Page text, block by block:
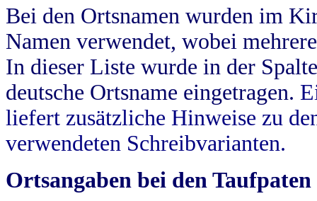
Bei den Ortsnamen wurden im
Namen verwendet, wobei
In dieser Liste wurde in der
deutsche Ortsname eingetragen.
liefert zusätzliche Hinweise zu
verwendeten Schreibvarianten.
Ortsangaben bei den Taufpaten